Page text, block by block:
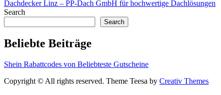
navigation
Dachdecker Linz – PP-Dach GmbH für hochwertige Dachlösungen
Search
Search
Beliebte Beiträge
Shein Rabattcodes von Beliebteste Gutscheine
Copyright © All rights reserved. Theme Teesa by Creativ Themes